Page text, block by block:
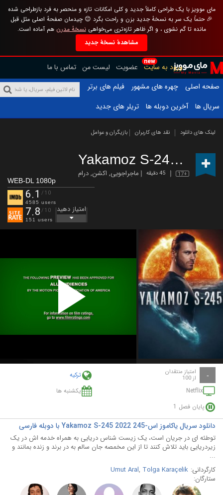
مای موویز با یک طراحی کاملاً جدید و کلی امکانات تازه و منحصر به فرد بازطراحی شده
🎉 حتماً یک سر به نسخهٔ جدید بزن و راحت بگرد 😊 چیدمان صفحهٔ اصلی مثل قبل
مانده تا گم نشوی ، و اگر ظاهر تازه‌تری می‌خواهینسخهٔ مدرن هم آماده است.
مشاهدهٔ نسخهٔ جدید
new
ورود به سایت عضویت لیست من تماس با ما
صفحه اصلی
چهره های مشهور
فیلم های برتر
سریال ها
آخرین دوبله ها تریلر های جدید
لینک های دانلود نقد های کاربران بازیگران و عوامل
Yakamoz S-245 (2022
17+ 45 دقیقه ماجراجویی, اکشن,درام
WEB-DL 1080p
6.1 /10
4585 users
7.8 /10
151 users
امتیاز دهید
Play
Video
- امتیاز منتقدان
از 100
ترکیه
Netflix
یکشنبه ها
پایان فصل 1
دانلود سریال یاکاموز اس-245 Yakamoz S-245 2022 با دوبله فارسی
توطئه ای در جریان است، یک زیست شناس دریایی به همراه خدمه اش در یک
زیردریایی باید تلاش کنند تا از این مخمصه جان سالم به در برند و زنده بمانند و
...
کارگردانی:
Umut Aral, Tolga Karaçelik
ستارگان: